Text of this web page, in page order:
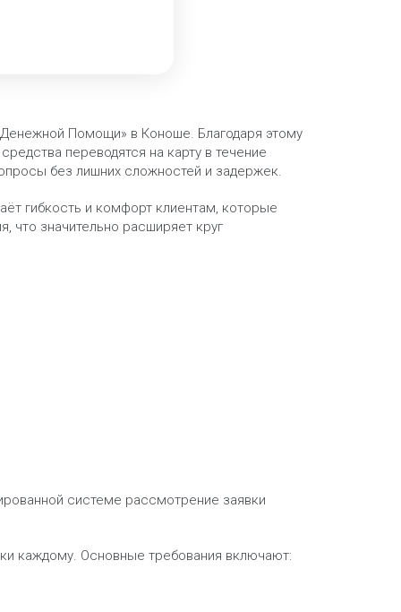
Помощи» в Коноше. Благодаря этому
переводятся на карту в течение
без лишних сложностей и задержек.
гибкость и комфорт клиентам, которые
что значительно расширяет круг
системе рассмотрение заявки
каждому. Основные требования включают: